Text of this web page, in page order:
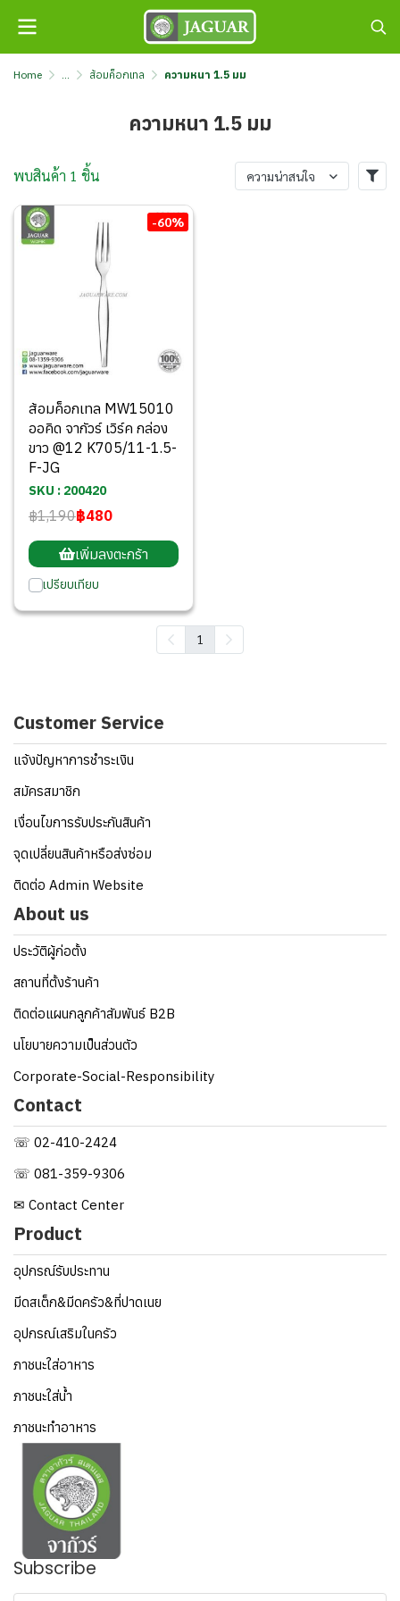
Home ... ส้อมค็อกเทล ความหนา 1.5 มม
ความหนา 1.5 มม
พบสินค้า 1 ชิ้น ความน่าสนใจ
-60%
ส้อมค็อกเทล MW15010
ออคิด จากัวร์ เวิร์ค กล่อง
ขาว @12 K705/11-1.5-
F-JG
SKU : 200420
฿1,190฿480
เพิ่มลงตะกร้า
เปรียบเทียบ
1
Customer Service
แจ้งปัญหาการชำระเงิน
สมัครสมาชิก
เงื่อนไขการรับประกันสินค้า
จุดเปลี่ยนสินค้าหรือส่งซ่อม
ติดต่อ Admin Website
About us
ประวัติผู้ก่อตั้ง
สถานที่ตั้งร้านค้า
ติดต่อแผนกลูกค้าสัมพันธ์ B2B
นโยบายความเป็นส่วนตัว
Corporate-Social-Responsibility
Contact
☏ 02-410-2424
☏ 081-359-9306
✉ Contact Center
Product
อุปกรณ์รับประทาน
มีดสเต็ก&มีดครัว&ที่ปาดเนย
อุปกรณ์เสริมในครัว
ภาชนะใส่อาหาร
ภาชนะใส่น้ำ
ภาชนะทำอาหาร
Subscribe